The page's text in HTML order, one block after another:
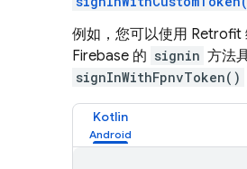
例如，您可以使用 Retrofit
Firebase 的 signin 方法
signInWithFpnvToken()
Kotlin